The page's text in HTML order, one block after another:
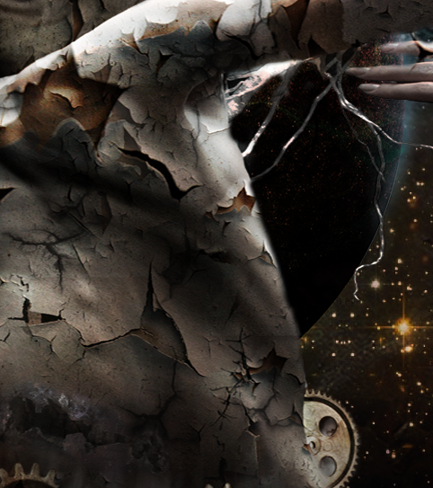
Amazon
Recent Comments
Categories
Australijski Bumerang Media
Co na laptopie?
Galeria INSPIRA
INSPIRA – galeria prac genialnych artystów
polskich
Publications